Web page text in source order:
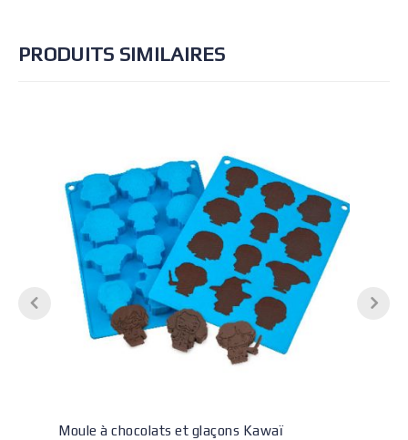
PRODUITS SIMILAIRES
Moule à chocolats et glaçons Kawaï